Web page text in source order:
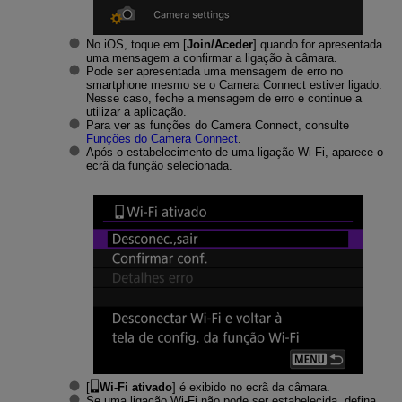
No iOS, toque em [Join/Aceder] quando for apresentada
uma mensagem a confirmar a ligação à câmara.
Pode ser apresentada uma mensagem de erro no
smartphone mesmo se o Camera Connect estiver ligado.
Nesse caso, feche a mensagem de erro e continue a
utilizar a aplicação.
Para ver as funções do Camera Connect, consulte
Funções do Camera Connect.
Após o estabelecimento de uma ligação Wi-Fi , aparece o
ecrã da função selecionada.
[ Wi-Fi ativado] é exibido no ecrã da câmara.